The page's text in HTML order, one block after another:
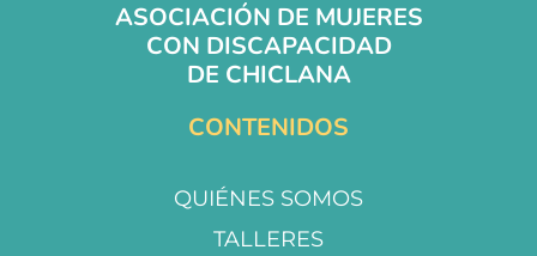
ASOCIACIÓN DE MUJERES
CON DISCAPACIDAD
DE CHICLANA
CONTENIDOS
QUIÉNES SOMOS
TALLERES